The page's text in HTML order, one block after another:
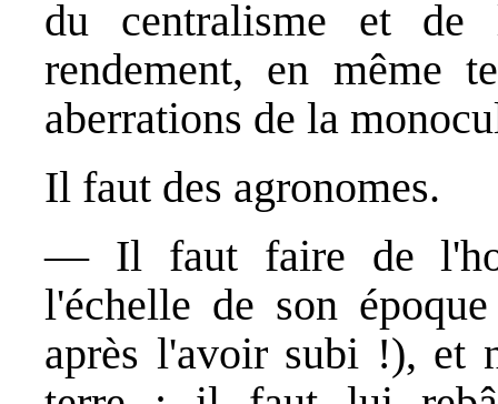
du centralisme et
rendement, en même
aberrations de la
Il faut des agronomes.
— Il faut faire de
l'échelle de son
après l'avoir subi !), et